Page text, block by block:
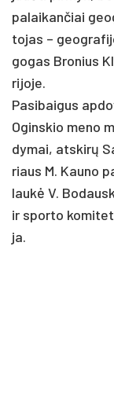
pa­lai­kan­čiai
to­jas –
go­gas Bro­nius
ri­jo­je.
Pa­si­bai­gus
Ogins­kio me­no
dy­mai, at­skirų
riaus M. Kau­no
laukė V.
ir spor­to
ja.